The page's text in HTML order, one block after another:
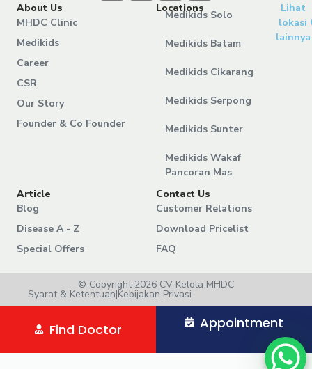
About Us
MHDC Clinic
Medikids
Career
CSR
Our Story
Founder & Co Founder
Locations
Medikids Solo
Medikids Batam
Medikids Cikarang
Medikids Serpong
Medikids Sunter
Medikids Wakaf
Pancoran Mas
Lihat
lokasi
lainnya
Article
Blog
Disease A - Z
Special Offers
Contact Us
Customer Relations
Download Pricelist
FAQ
© Copyright 2026 CV Kelola MHDC
Syarat & Ketentuan|Kebijakan Privasi
Find Doctor Appointment